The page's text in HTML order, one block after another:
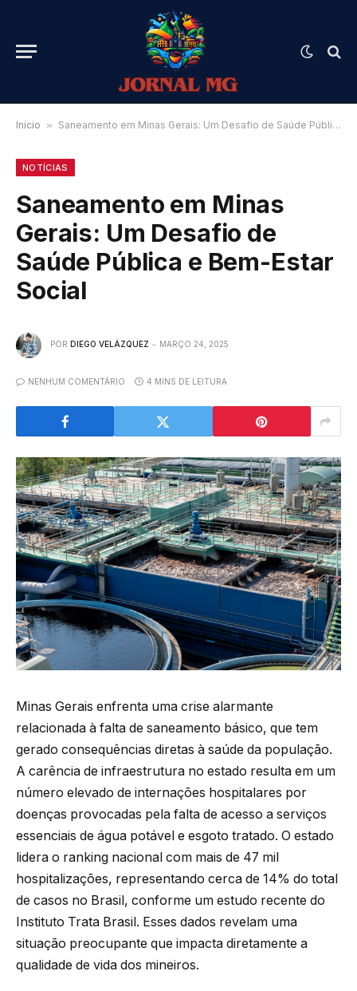
Início » Saneamento em Minas Gerais: Um Desafio de Saúde Pública e Bem-Estar Social
NOTÍCIAS
Saneamento em Minas
Gerais: Um Desafio de
Saúde Pública e Bem-Estar
Social
POR DIEGO VELÁZQUEZ MARÇO 24, 2025
NENHUM COMENTÁRIO 4 MINS DE LEITURA
Minas Gerais enfrenta uma crise alarmante
relacionada à falta de saneamento básico, que tem
gerado consequências diretas à saúde da população.
A carência de infraestrutura no estado resulta em um
número elevado de internações hospitalares por
doenças provocadas pela falta de acesso a serviços
essenciais de água potável e esgoto tratado. O estado
lidera o ranking nacional com mais de 47 mil
hospitalizações, representando cerca de 14% do total
de casos no Brasil, conforme um estudo recente do
Instituto Trata Brasil. Esses dados revelam uma
situação preocupante que impacta diretamente a
qualidade de vida dos mineiros.